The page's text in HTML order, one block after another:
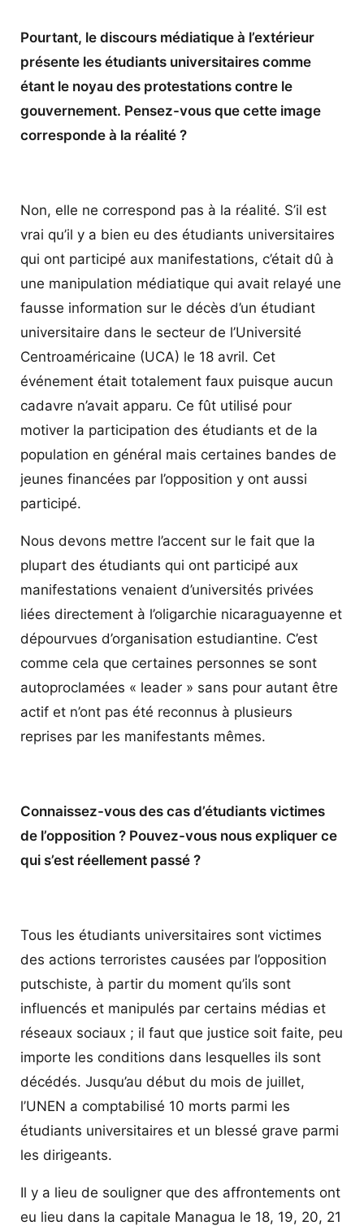
Pourtant, le discours médiatique à l’extérieur
présente les étudiants universitaires comme
étant le noyau des protestations contre le
gouvernement. Pensez-vous que cette image
corresponde à la réalité ?
Non, elle ne correspond pas à la réalité. S’il est
vrai qu’il y a bien eu des étudiants universitaires
qui ont participé aux manifestations, c’était dû à
une manipulation médiatique qui avait relayé une
fausse information sur le décès d’un étudiant
universitaire dans le secteur de l’Université
Centroaméricaine (UCA) le 18 avril. Cet
événement était totalement faux puisque aucun
cadavre n’avait apparu. Ce fût utilisé pour
motiver la participation des étudiants et de la
population en général mais certaines bandes de
jeunes financées par l’opposition y ont aussi
participé.
Nous devons mettre l’accent sur le fait que la
plupart des étudiants qui ont participé aux
manifestations venaient d’universités privées
liées directement à l’oligarchie nicaraguayenne et
dépourvues d’organisation estudiantine. C’est
comme cela que certaines personnes se sont
autoproclamées « leader » sans pour autant être
actif et n’ont pas été reconnus à plusieurs
reprises par les manifestants mêmes.
Connaissez-vous des cas d’étudiants victimes
de l’opposition ? Pouvez-vous nous expliquer ce
qui s’est réellement passé ?
Tous les étudiants universitaires sont victimes
des actions terroristes causées par l’opposition
putschiste, à partir du moment qu’ils sont
influencés et manipulés par certains médias et
réseaux sociaux ; il faut que justice soit faite, peu
importe les conditions dans lesquelles ils sont
décédés. Jusqu’au début du mois de juillet,
l’UNEN a comptabilisé 10 morts parmi les
étudiants universitaires et un blessé grave parmi
les dirigeants.
Il y a lieu de souligner que des affrontements ont
eu lieu dans la capitale Managua le 18, 19, 20, 21